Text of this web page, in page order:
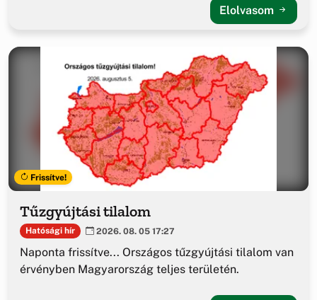
Elolvasom
Frissítve!
Tűzgyújtási tilalom
Hatósági hír 2026. 08. 05 17:27
Naponta frissítve... Országos tűzgyújtási tilalom van
érvényben Magyarország teljes területén.